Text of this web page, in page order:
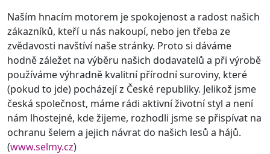
Naším hnacím motorem je spokojenost a radost našich
zákazníků, kteří u nás nakoupí, nebo jen třeba ze
zvědavosti navštíví naše stránky. Proto si dáváme
hodně záležet na výběru našich dodavatelů a při výrobě
používáme výhradně kvalitní přírodní suroviny, které
(pokud to jde) pocházejí z České republiky. Jelikož jsme
česká společnost, máme rádi aktivní životní styl a není
nám lhostejné, kde žijeme, rozhodli jsme se přispívat na
ochranu šelem a jejich návrat do našich lesů a hájů.
(www.selmy.cz)